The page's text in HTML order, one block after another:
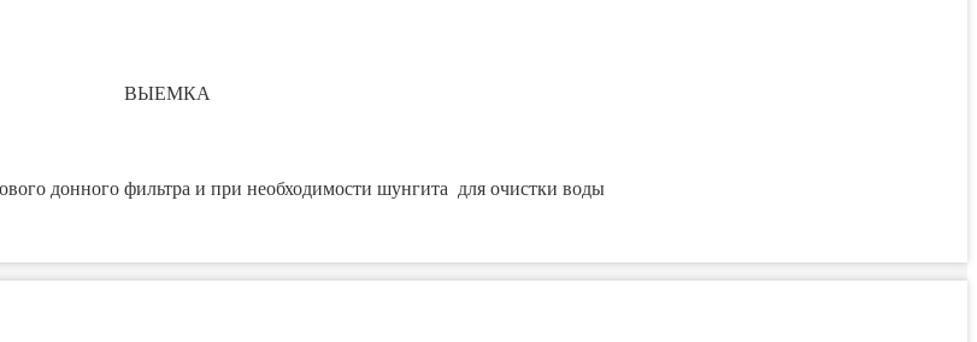
ВЫЕМКА
донного фильтра и при необходимости шунгита для очистки воды